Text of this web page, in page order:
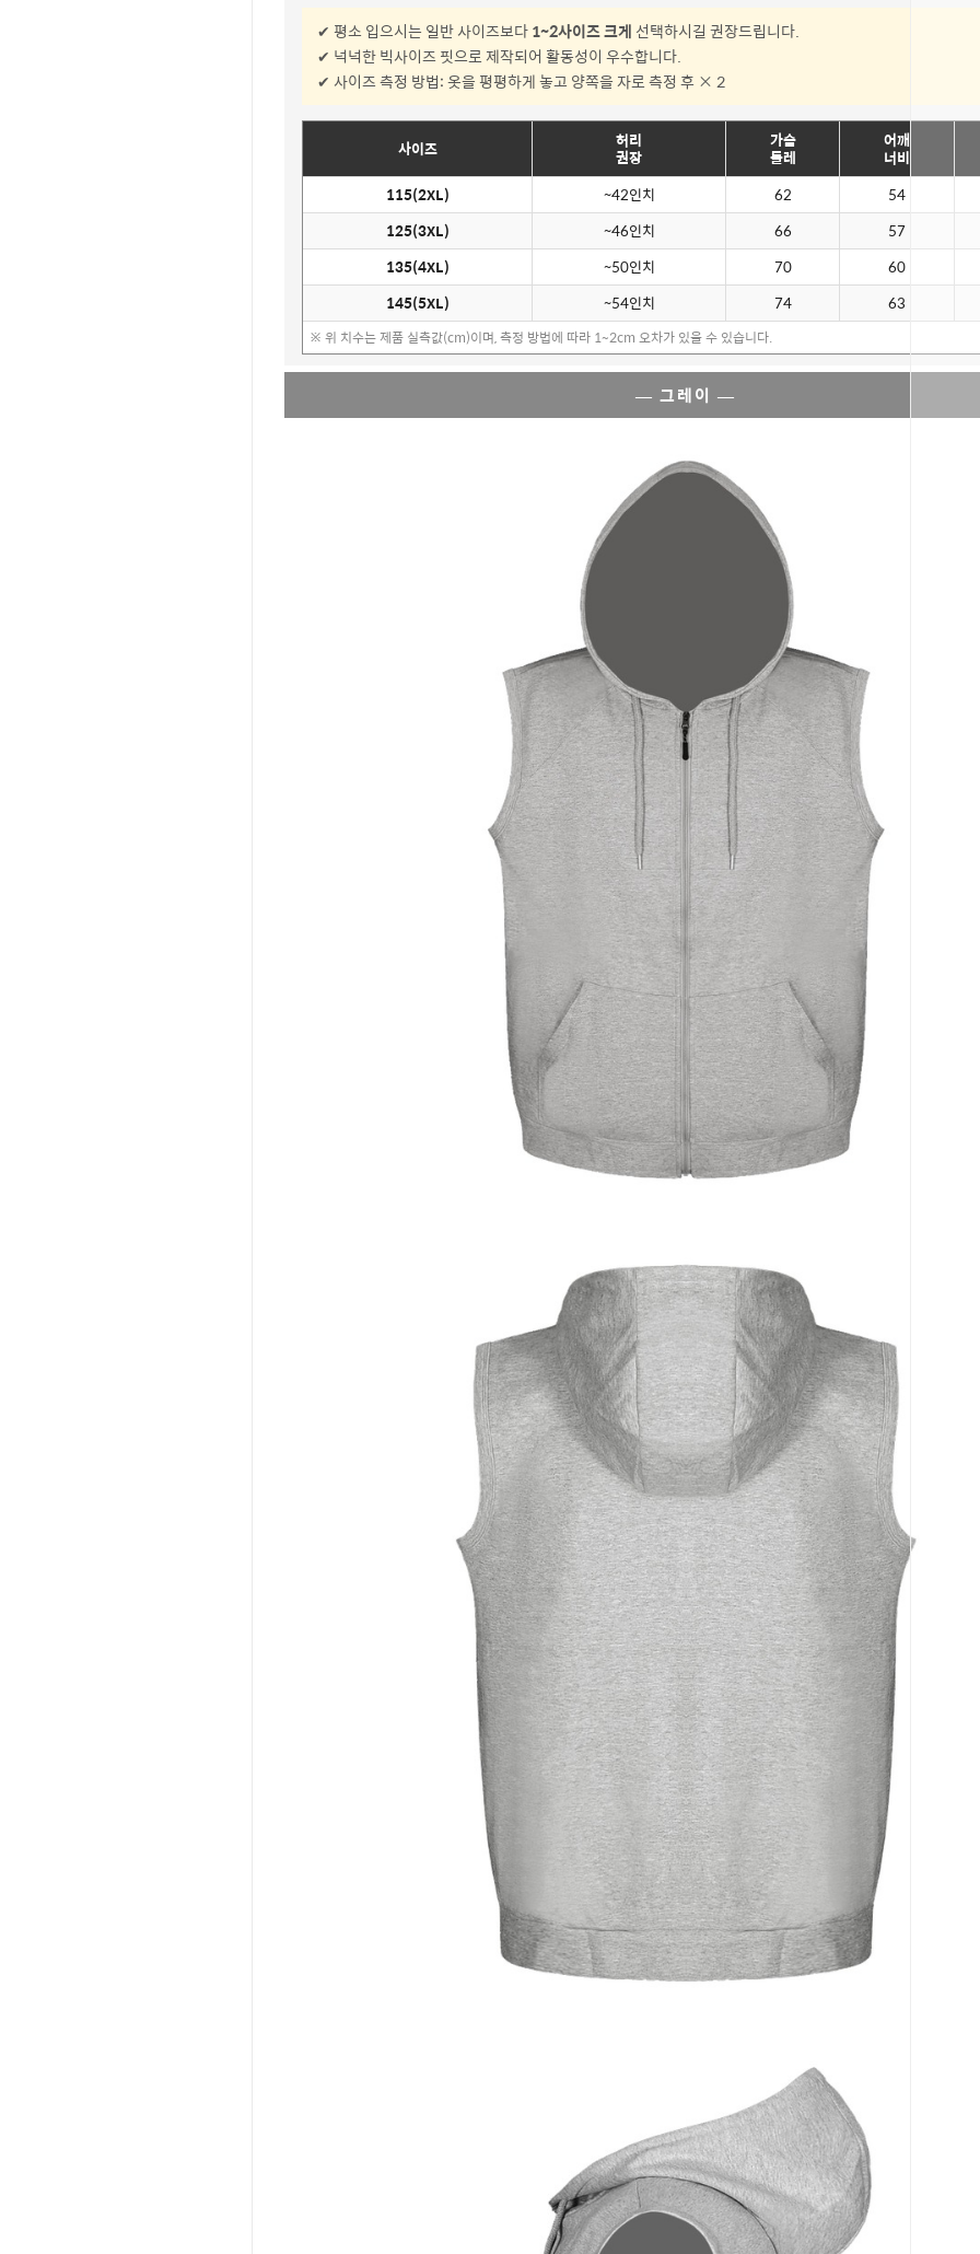
✔ 평소 입으시는 일반 사이즈보다1~2사이즈 크게 선택하시길 권장드립니다.
✔ 넉넉한 빅사이즈 핏으로 제작되어 활동성이 우수합니다.
✔ 사이즈 측정 방법: 옷을 평평하게 놓고 양쪽을 자로 측정 후 × 2
사이즈 허리
권장
가슴
둘레
어깨
너비
115(2XL)
~42인치 62
54
125(3XL)
~46인치 66
57
135(4XL)
~50인치 70
60
145(5XL)
~54인치 74 63
※ 위 치수는 제품 실측값(cm)이며, 측정 방법에 따라 1~2cm 오차가 있을 수 있습니다.
— 그레이 —